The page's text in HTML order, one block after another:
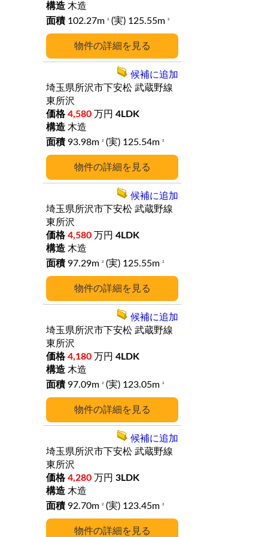
詳細
木造
102.27m
2 (実) 125.55m 2
詳細
埼玉県所沢市下安松 武蔵野線
東所沢
4,580 万円 4LDK
木造
93.98m
2 (実) 125.54m 2
候補に追加
詳細
埼玉県所沢市下安松 武蔵野線
東所沢
4,580 万円 4LDK
木造
97.29m
2 (実) 125.55m 2
候補に追加
詳細
埼玉県所沢市下安松 武蔵野線
東所沢
4,180 万円 4LDK
木造
97.09m
2 (実) 123.05m 2
候補に追加
詳細
埼玉県所沢市下安松 武蔵野線
東所沢
4,280 万円 3LDK
木造
92.70m
2 (実) 123.45m 2
候補に追加